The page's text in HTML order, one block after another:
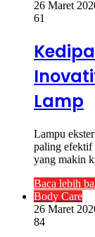
26 Maret
61
Lamp
Lampu
paling efektif
yang makin
Baca lebih
Body Care
26 Maret
84